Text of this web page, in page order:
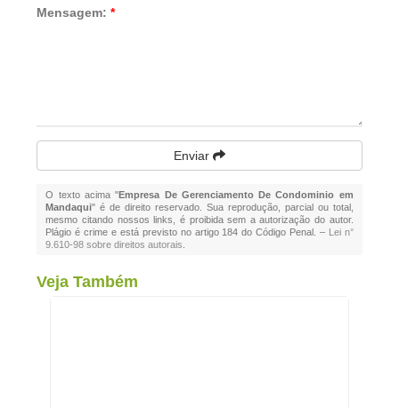
Mensagem:*
Enviar
O texto acima "Empresa De Gerenciamento De Condominio em
Mandaqui" é de direito reservado. Sua reprodução, parcial ou total,
mesmo citando nossos links, é proibida sem a autorização do autor.
Plágio é crime e está previsto no artigo 184 do Código Penal. – Lei n°
9.610-98 sobre direitos autorais
Veja Também